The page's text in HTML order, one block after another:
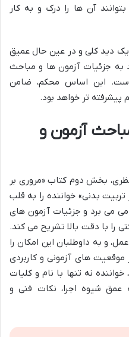
بتوانند آن ها را درک و به کار
دید کلی و در عین حال عمیق
به جزئیات آزمون ها و مباحث
این اساس محکم، ضامن
پیشرفته تر خواهد بود.
آزمون و
بخش دوم کتاب «مروری بر
بدنی» خواننده را به قلب
می برد و جزئیات آزمون های
را با دقت بالا تشریح می کند.
و به داوطلبان این امکان را
های آزمونی و کاربردی
نه تنها با نام و کلیات
عمق شیوه اجرا، نکات فنی و